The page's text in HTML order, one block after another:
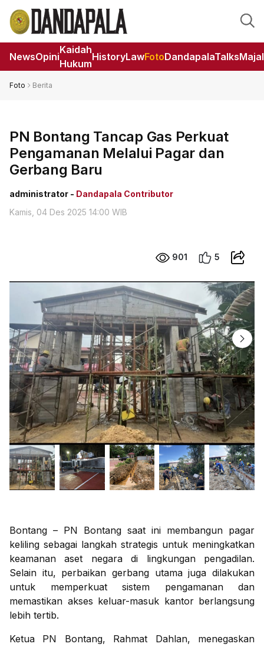
NewsOpini
Kaidah
Hukum
HistoryLawFotoDandapalaTalks
Foto Berita
PN Bontang Tancap Gas Perkuat
Pengamanan Melalui Pagar dan
Gerbang Baru
administrator - Dandapala Contributor
Kamis, 04 Des 2025 14:00 WIB
901 5
Bontang – PN Bontang saat ini membangun pagar
keliling sebagai langkah strategis untuk meningkatkan
keamanan aset negara di lingkungan pengadilan.
Selain itu, perbaikan gerbang utama juga dilakukan
untuk memperkuat sistem pengamanan dan
memastikan akses keluar-masuk kantor berlangsung
lebih tertib.
Ketua PN Bontang, Rahmat Dahlan, menegaskan